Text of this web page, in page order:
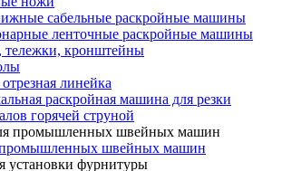
сабельные раскройные машины
ленточные раскройные машины
тележки, кронштейны
линейка
раскройная машина для резки
горячей струной
швейных машин